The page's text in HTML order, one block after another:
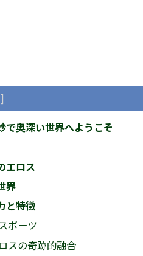
で奥深い世界へようこそ
エロス
界
と特徴
ポーツ
スの奇跡的融合